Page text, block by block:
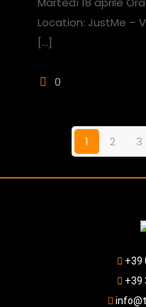
Location: JustMe –
[…]
0
1 2 3
+39
+39